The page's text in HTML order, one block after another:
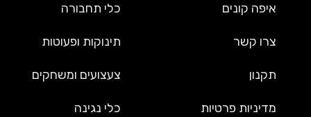
איפה קונים
צרו קשר
תקנון
מדיניות פרטיות
כלי תחבורה
תינוקות ופעוטות
צעצועים ומשחקים
כלי נגינה